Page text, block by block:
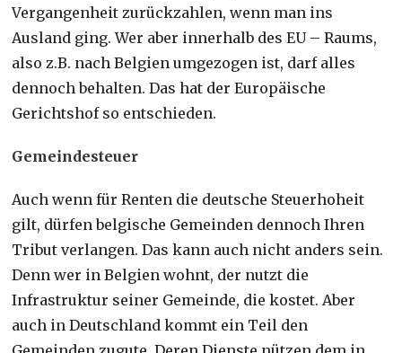
Vergangenheit zurückzahlen, wenn man ins
Ausland ging. Wer aber innerhalb des EU – Raums,
also z.B. nach Belgien umgezogen ist, darf alles
dennoch behalten. Das hat der Europäische
Gerichtshof so entschieden.
Gemeindesteuer
Auch wenn für Renten die deutsche Steuerhoheit
gilt, dürfen belgische Gemeinden dennoch Ihren
Tribut verlangen. Das kann auch nicht anders sein.
Denn wer in Belgien wohnt, der nutzt die
Infrastruktur seiner Gemeinde, die kostet. Aber
auch in Deutschland kommt ein Teil den